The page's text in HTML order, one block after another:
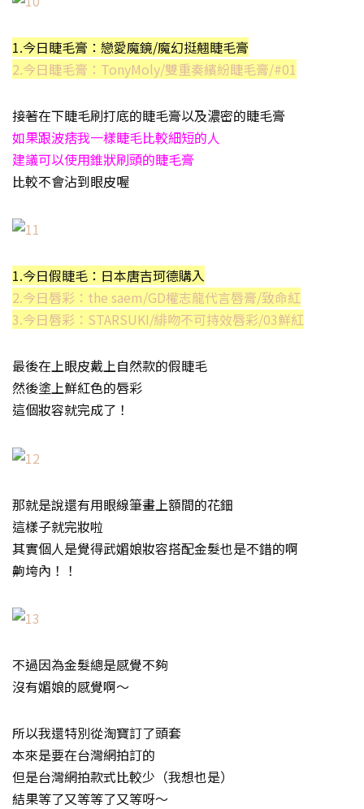
1.今日睫毛膏：戀愛魔鏡/魔幻挺翹睫毛膏
2.今日睫毛膏：TonyMoly/雙重奏繽紛睫毛膏/#01
接著在下睫毛刷打底的睫毛膏以及濃密的睫毛膏
如果跟波痞我一樣睫毛比較細短的人
建議可以使用錐狀刷頭的睫毛膏
比較不會沾到眼皮喔
1.今日假睫毛：日本唐吉珂德購入
2.今日唇彩：the saem/GD權志龍代言唇膏/致命紅
3.今日唇彩：STARSUKI/緋吻不可持效唇彩/03鮮紅
最後在上眼皮戴上自然款的假睫毛
然後塗上鮮紅色的唇彩
這個妝容就完成了！
那就是說還有用眼線筆畫上額間的花鈿
這樣子就完妝啦
其實個人是覺得武媚娘妝容搭配金髮也是不錯的啊
齁垮內！！
不過因為金髮總是感覺不夠
沒有媚娘的感覺啊～
所以我還特別從淘寶訂了頭套
本來是要在台灣網拍訂的
但是台灣網拍款式比較少（我想也是）
結果等了又等等了又等呀～